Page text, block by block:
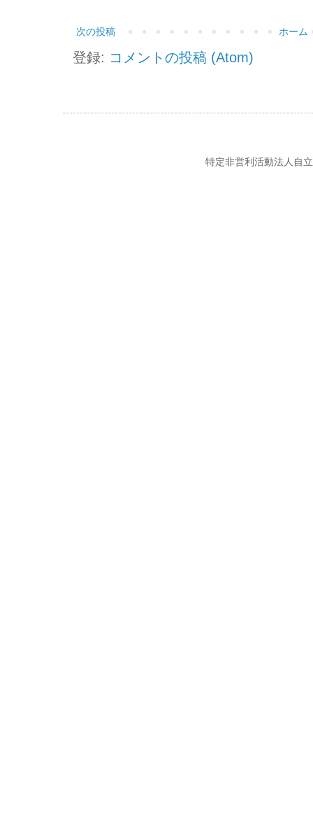
次の投稿 ホーム
登録: コメントの投稿 (Atom)
特定非営利活動法人自